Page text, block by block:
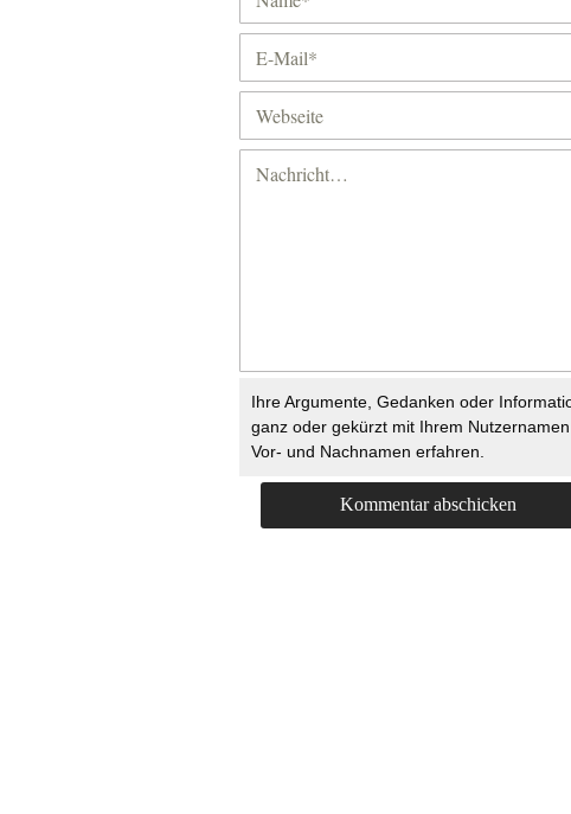
Ihre Argumente, Gedanken oder
ganz oder gekürzt mit Ihrem
Vor- und Nachnamen erfahren.